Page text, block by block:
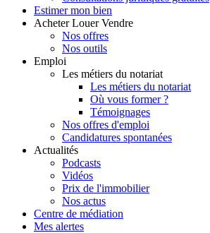
Estimer mon bien
Acheter Louer Vendre
Nos offres
Nos outils
Emploi
Les métiers du notariat
Les métiers du notariat
Où vous former ?
Témoignages
Nos offres d'emploi
Candidatures spontanées
Actualités
Podcasts
Vidéos
Prix de l'immobilier
Nos actus
Centre de médiation
Mes alertes